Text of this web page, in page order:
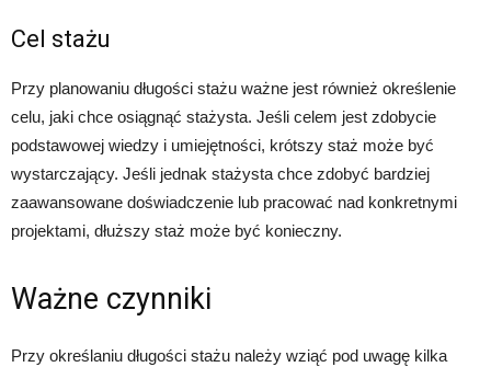
Cel stażu
Przy planowaniu długości stażu ważne jest również określenie
celu, jaki chce osiągnąć stażysta. Jeśli celem jest zdobycie
podstawowej wiedzy i umiejętności, krótszy staż może być
wystarczający. Jeśli jednak stażysta chce zdobyć bardziej
zaawansowane doświadczenie lub pracować nad konkretnymi
projektami, dłuższy staż może być konieczny.
Ważne czynniki
Przy określaniu długości stażu należy wziąć pod uwagę kilka